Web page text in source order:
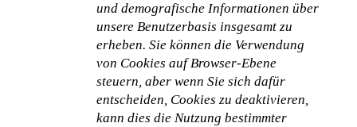
und demografische Informationen über
unsere Benutzerbasis insgesamt zu
erheben. Sie können die Verwendung
von Cookies auf Browser-Ebene
steuern, aber wenn Sie sich dafür
entscheiden, Cookies zu deaktivieren,
kann dies die Nutzung bestimmter